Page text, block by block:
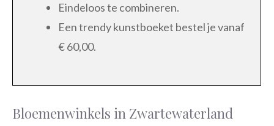
Eindeloos te combineren.
Een trendy kunstboeket bestel je vanaf
€ 60,00.
Bloemenwinkels in Zwartewaterland